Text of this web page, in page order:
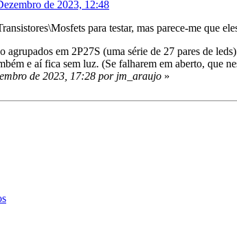
de 2023, 12:48
para testar, mas parece-me que
agrupados em 2P27S (uma série de 27 pares de
e aí fica sem luz. (Se falharem em aberto, que
de 2023, 17:28 por jm_araujo »